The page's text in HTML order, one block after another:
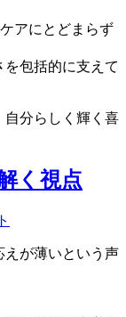
アにとどまらず
包括的に支えて
自分らしく輝く喜
く視点
えが薄いという声